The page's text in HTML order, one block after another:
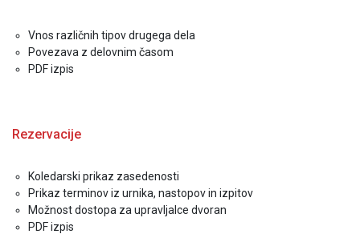
Vnos različnih tipov drugega dela
Povezava z delovnim časom
PDF izpis
Rezervacije
Koledarski prikaz zasedenosti
Prikaz terminov iz urnika, nastopov in izpitov
Možnost dostopa za upravljalce dvoran
PDF izpis